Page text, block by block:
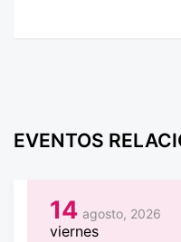
EVENTOS
14 agosto, 2026
viernes